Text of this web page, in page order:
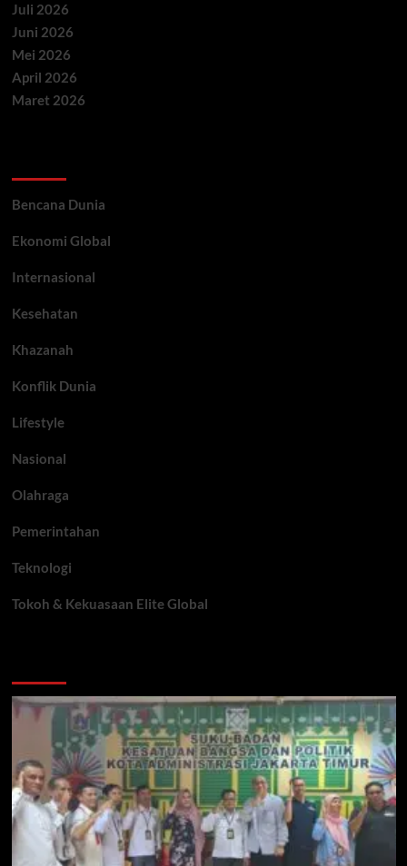
Juli 2026
Juni 2026
Mei 2026
April 2026
Maret 2026
Bencana Dunia
Ekonomi Global
Internasional
Kesehatan
Khazanah
Konflik Dunia
Lifestyle
Nasional
Olahraga
Pemerintahan
Teknologi
Tokoh & Kekuasaan Elite Global